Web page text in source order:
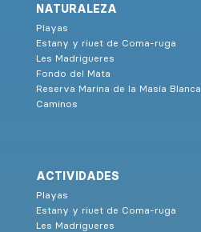
NATURALEZA
Playas
Estany y riuet de Coma-ruga
Les Madrigueres
Fondo del Mata
Reserva Marina de la Masía Blanca
Caminos
ACTIVIDADES
Playas
Estany y riuet de Coma-ruga
Les Madrigueres